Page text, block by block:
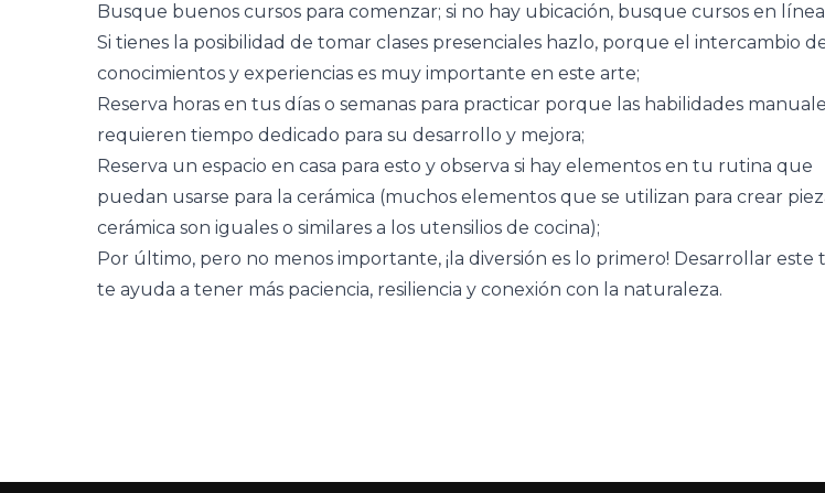
Busque buenos cursos para comenzar; si no hay ubicación, busque cursos en
Si tienes la posibilidad de tomar clases presenciales hazlo, porque el intercambio
conocimientos y experiencias es muy importante en este arte;
Reserva horas en tus días o semanas para practicar porque las habilidades
requieren tiempo dedicado para su desarrollo y mejora;
Reserva un espacio en casa para esto y observa si hay elementos en tu rutina que
puedan usarse para la cerámica (muchos elementos que se utilizan para crear
cerámica son iguales o similares a los utensilios de cocina);
Por último, pero no menos importante, ¡la diversión es lo primero! Desarrollar este
te ayuda a tener más paciencia, resiliencia y conexión con la naturaleza.